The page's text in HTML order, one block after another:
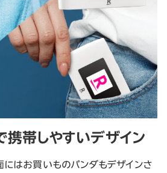
携帯しやすいデザイン
にはお買いものパンダもデザインさ